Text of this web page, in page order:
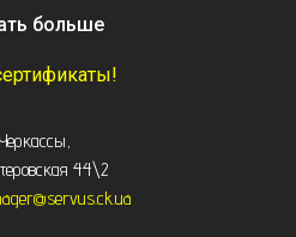
Светловодск
Каменка, Канев, Корсунь-
Умань, Христиновка.
Чорнобай, Шпола
больше
44\2